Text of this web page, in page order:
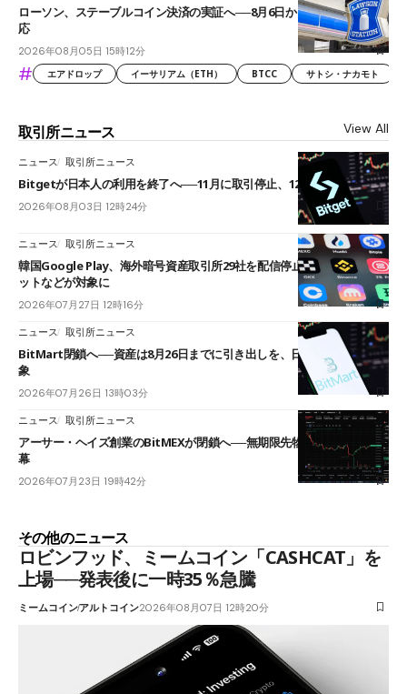
ローソン、ステーブルコイン決済の実証へ──8月6日からJPYCやUSDC対
応
2026年08月05日 15時12分
# エアドロップ イーサリアム（ETH） BTCC サトシ・ナカモト
取引所ニュース View All
ニュース 取引所ニュース
Bitgetが日本人の利用を終了へ──11月に取引停止、12月末に強制決済
2026年08月03日 12時24分
ニュース 取引所ニュース
韓国Google Play、海外暗号資産取引所29社を配信停止──OKXやバイビ
ットなどが対象に
2026年07月27日 12時16分
ニュース 取引所ニュース
BitMart閉鎖へ──資産は8月26日までに引き出しを、日本人利用者も対
象
2026年07月26日 13時03分
ニュース 取引所ニュース
アーサー・ヘイズ創業のBitMEXが閉鎖へ──無期限先物を生んだ11年に
幕
2026年07月23日 19時42分
その他のニュース
ロビンフッド、ミームコイン「CASHCAT」を
上場──発表後に一時35％急騰
ミームコインアルトコイン2026年08月07日 12時20分